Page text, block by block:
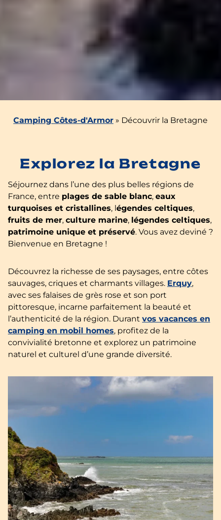
Camping Côtes-d'Armor » Découvrir la Bretagne
Explorez la Bretagne
Séjournez dans l’une des plus belles régions de
France, entre plages de sable blanc, eaux
turquoises et cristallines, légendes celtiques,
fruits de mer, culture marine, légendes celtiques,
patrimoine unique et préservé. Vous avez deviné ?
Bienvenue en Bretagne !
Découvrez la richesse de ses paysages, entre côtes
sauvages, criques et charmants villages. Erquy,
avec ses falaises de grès rose et son port
pittoresque, incarne parfaitement la beauté et
l’authenticité de la région. Durant vos vacances en
camping en mobil homes, profitez de la
convivialité bretonne et explorez un patrimoine
naturel et culturel d’une grande diversité.